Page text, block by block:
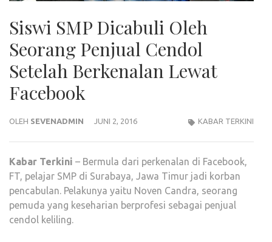
Siswi SMP Dicabuli Oleh
Seorang Penjual Cendol
Setelah Berkenalan Lewat
Facebook
OLEH SEVENADMIN JUNI 2, 2016 KABAR TERKINI
Kabar Terkini – Bermula dari perkenalan di Facebook,
FT, pelajar SMP di Surabaya, Jawa Timur jadi korban
pencabulan. Pelakunya yaitu Noven Candra, seorang
pemuda yang keseharian berprofesi sebagai penjual
cendol keliling.